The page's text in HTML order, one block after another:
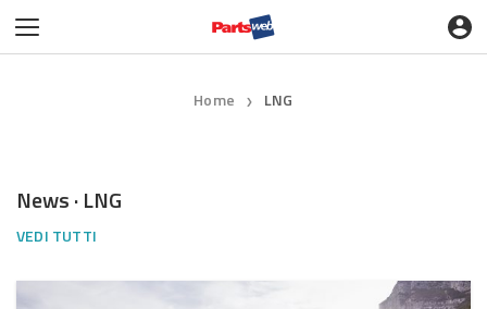
Home ❯ LNG
News · LNG
VEDI TUTTI